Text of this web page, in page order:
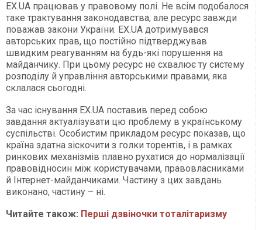
EX.UA працював у правовому полі. Не всім подобалося
таке трактування законодавства, але ресурс завжди
поважав закони України. EX.UA дотримувався
авторських прав, що постійно підтверджував
швидким реагуванням на будь-які порушення на
майданчику. При цьому ресурс не схвалює ту систему
розподілу й управління авторськими правами, яка
склалася сьогодні.
За час існування EX.UA поставив перед собою
завдання актуалізувати цю проблему в українському
суспільстві. Особистим прикладом ресурс показав, що
країна здатна зіскочити з голки торентів, і в рамках
ринкових механізмів плавно рухатися до нормалізації
правовідносин між користувачами, правовласниками
й Інтернет-майданчиками. Частину з цих завдань
виконано, частину – ні.
Читайте також: Перші дзвіночки тоталітаризму